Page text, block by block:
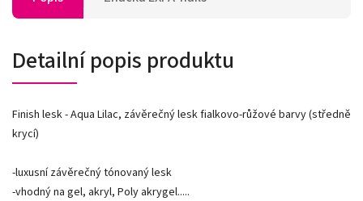
Detailní popis produktu
Finish lesk - Aqua Lilac, závěrečný lesk fialkovo-růžové barvy (středně
krycí)
-luxusní závěrečný tónovaný lesk
-vhodný na gel, akryl, Poly akrygel.....